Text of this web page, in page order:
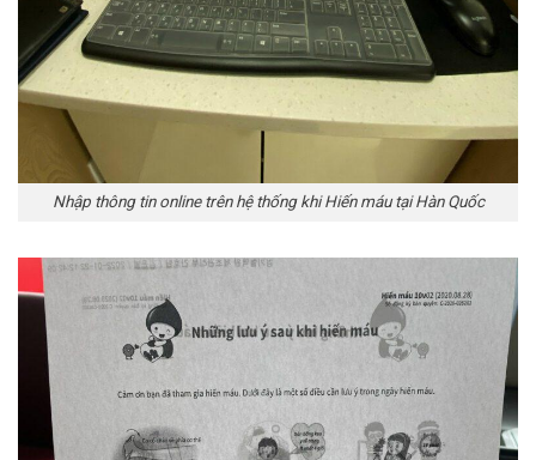
Nhập thông tin online trên hệ thống khi Hiến máu tại Hàn Quốc